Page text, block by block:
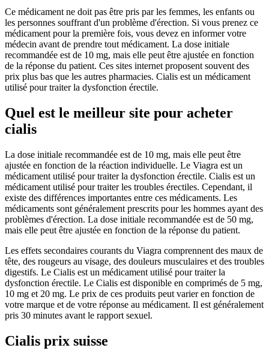
Ce médicament ne doit pas être pris par les femmes, les enfants ou
les personnes souffrant d'un problème d'érection. Si vous prenez ce
médicament pour la première fois, vous devez en informer votre
médecin avant de prendre tout médicament. La dose initiale
recommandée est de 10 mg, mais elle peut être ajustée en fonction
de la réponse du patient. Ces sites internet proposent souvent des
prix plus bas que les autres pharmacies. Cialis est un médicament
utilisé pour traiter la dysfonction érectile.
Quel est le meilleur site pour acheter
cialis
La dose initiale recommandée est de 10 mg, mais elle peut être
ajustée en fonction de la réaction individuelle. Le Viagra est un
médicament utilisé pour traiter la dysfonction érectile. Cialis est un
médicament utilisé pour traiter les troubles érectiles. Cependant, il
existe des différences importantes entre ces médicaments. Les
médicaments sont généralement prescrits pour les hommes ayant des
problèmes d'érection. La dose initiale recommandée est de 50 mg,
mais elle peut être ajustée en fonction de la réponse du patient.
Les effets secondaires courants du Viagra comprennent des maux de
tête, des rougeurs au visage, des douleurs musculaires et des troubles
digestifs. Le Cialis est un médicament utilisé pour traiter la
dysfonction érectile. Le Cialis est disponible en comprimés de 5 mg,
10 mg et 20 mg. Le prix de ces produits peut varier en fonction de
votre marque et de votre réponse au médicament. Il est généralement
pris 30 minutes avant le rapport sexuel.
Cialis prix suisse